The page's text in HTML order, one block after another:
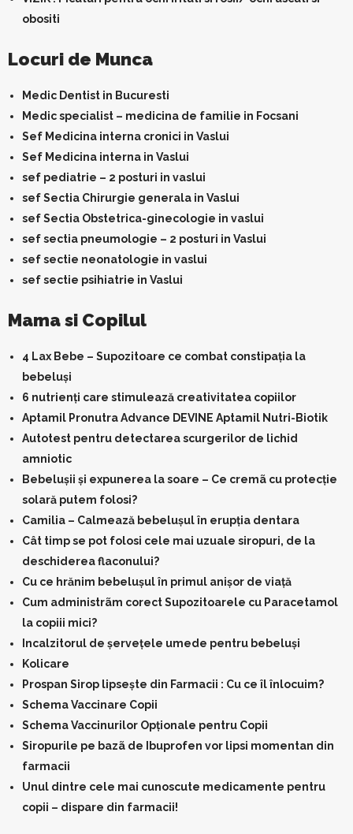
obositi
Locuri de Munca
Medic Dentist in Bucuresti
Medic specialist – medicina de familie in Focsani
Sef Medicina interna cronici in Vaslui
Sef Medicina interna in Vaslui
sef pediatrie – 2 posturi in vaslui
sef Sectia Chirurgie generala in Vaslui
sef Sectia Obstetrica-ginecologie in vaslui
sef sectia pneumologie – 2 posturi in Vaslui
sef sectie neonatologie in vaslui
sef sectie psihiatrie in Vaslui
Mama si Copilul
4 Lax Bebe – Supozitoare ce combat constipația la
bebeluși
6 nutrienți care stimulează creativitatea copiilor
Aptamil Pronutra Advance DEVINE Aptamil Nutri-Biotik
Autotest pentru detectarea scurgerilor de lichid
amniotic
Bebelușii și expunerea la soare – Ce cremã cu protecție
solară putem folosi?
Camilia – Calmează bebelușul în erupția dentara
Cât timp se pot folosi cele mai uzuale siropuri, de la
deschiderea flaconului?
Cu ce hrănim bebelușul în primul anișor de viață
Cum administrãm corect Supozitoarele cu Paracetamol
la copiii mici?
Incalzitorul de șervețele umede pentru bebeluși
Kolicare
Prospan Sirop lipsește din Farmacii : Cu ce îl înlocuim?
Schema Vaccinare Copii
Schema Vaccinurilor Opționale pentru Copii
Siropurile pe bazã de Ibuprofen vor lipsi momentan din
farmacii
Unul dintre cele mai cunoscute medicamente pentru
copii – dispare din farmacii!